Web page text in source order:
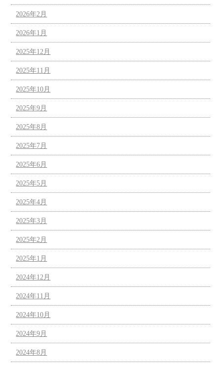
2026年2月
2026年1月
2025年12月
2025年11月
2025年10月
2025年9月
2025年8月
2025年7月
2025年6月
2025年5月
2025年4月
2025年3月
2025年2月
2025年1月
2024年12月
2024年11月
2024年10月
2024年9月
2024年8月